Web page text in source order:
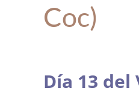
Coc)
Día 13